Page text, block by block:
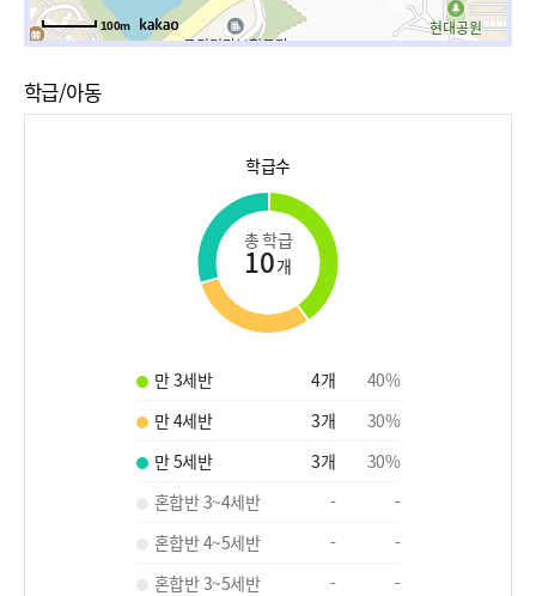
100m
학급/아동
학급수
총 학급
10개
만 3세반 4개 40%
만 4세반
3개 30%
만 5세반
3개 30%
혼합반 3~4세반
-
-
혼합반 4~5세반
-
-
혼합반 3~5세반
-
-